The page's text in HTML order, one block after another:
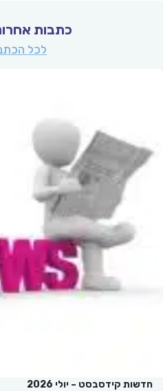
כתבות
לכל
חדשות קידסבסט – יולי 2026